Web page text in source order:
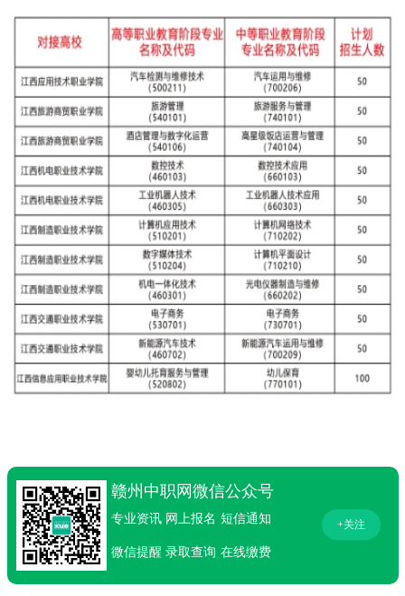
赣州中职网微信公众号
专业资讯 网上报名 短信通知
微信提醒 录取查询 在线缴费
+关注